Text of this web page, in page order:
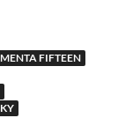
FIFTEEN